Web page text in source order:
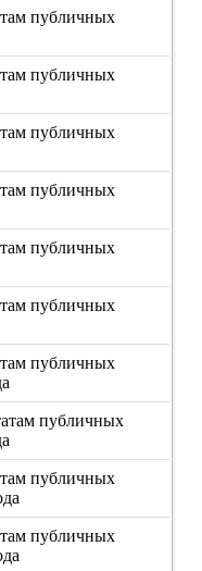
публичных
публичных
публичных
публичных
публичных
публичных
публичных
публичных
публичных
публичных